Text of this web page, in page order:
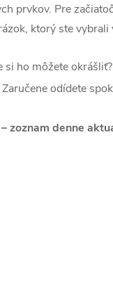
prvkov. Pre
ktorý ste
ho môžete
odídete
zoznam denne